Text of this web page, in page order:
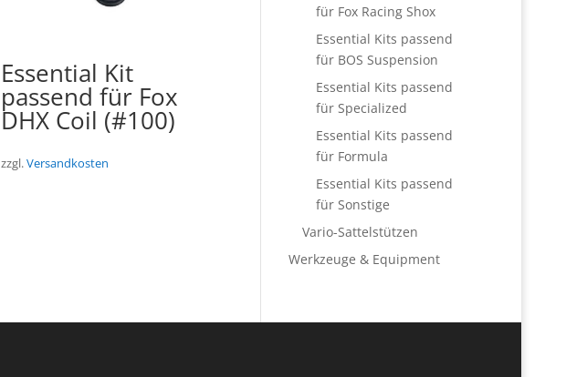
Essential Kit
passend für Fox
DHX Coil (#100)
zzgl.Versandkosten
für Fox Racing Shox
Essential Kits passend
für BOS Suspension
Essential Kits passend
für Specialized
Essential Kits passend
für Formula
Essential Kits passend
für Sonstige
Vario-Sattelstützen
Werkzeuge & Equipment